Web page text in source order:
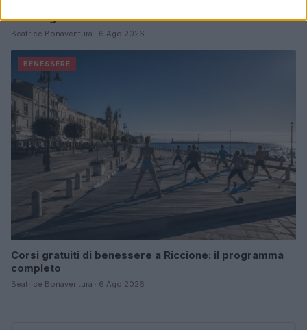
nel tuo giardino
Beatrice Bonaventura · 6 Ago 2026
BENESSERE
Corsi gratuiti di benessere a Riccione: il programma
completo
Beatrice Bonaventura · 6 Ago 2026